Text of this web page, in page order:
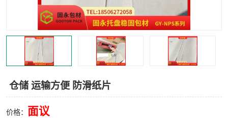
仓储 运输方便 防滑纸片
价格： 面议